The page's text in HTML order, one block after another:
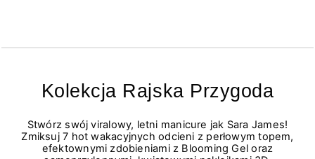
Kolekcja Rajska Przygoda
Stwórz swój viralowy, letni manicure jak Sara James!
Zmiksuj 7 hot wakacyjnych odcieni z perłowym topem,
efektownymi zdobieniami z Blooming Gel oraz